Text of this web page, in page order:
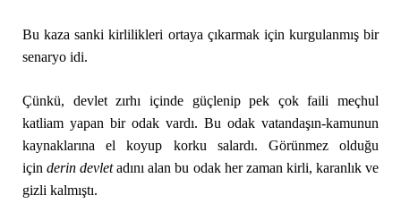
Bu kaza sanki kirlilikleri ortaya çıkarmak için kurgulanmış bir
senaryo idi.
Çünkü, devlet zırhı içinde güçlenip pek çok faili meçhul
katliam yapan bir odak vardı. Bu odak vatandaşın-kamunun
kaynaklarına el koyup korku salardı. Görünmez olduğu
içinderin devletadını alan bu odak her zaman kirli, karanlık ve
gizli kalmıştı.